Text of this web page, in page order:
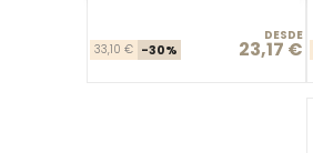
Precio base
33,10 € -30% Precio
DESDE
23,17 €